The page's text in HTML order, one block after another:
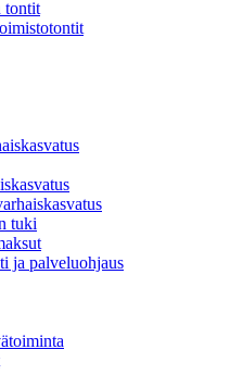
tontit
tuki
ja palveluohjaus